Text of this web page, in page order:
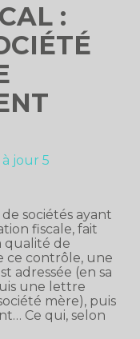
:
à jour 5
sociétés ayant
fiscale, fait
qualité de
ce contrôle, une
adressée (en sa
une lettre
mère), puis
Ce qui, selon